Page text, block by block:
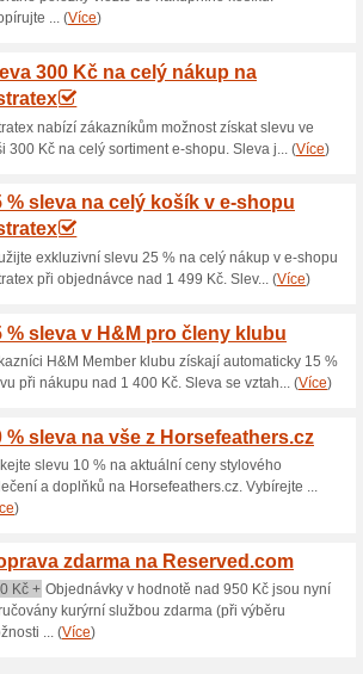
vše v
Kupón
% na vše. Slevu na
slevový kód a
v internetovém
na celý
Kupón
celý sortiment.